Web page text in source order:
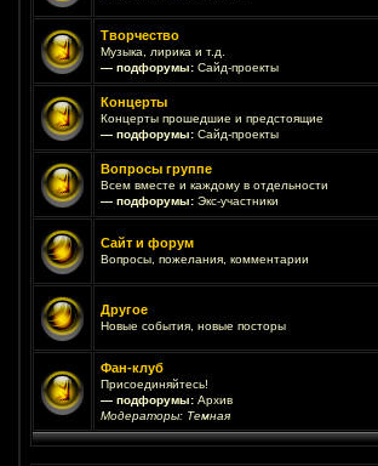
Творчество
Музыка, лирика и т.д.
— подфорумы: Сайд-проекты
Концерты
Концерты прошедшие и предстоящие
— подфорумы: Сайд-проекты
Вопросы группе
Всем вместе и каждому в отдельности
— подфорумы: Экс-участники
Сайт и форум
Вопросы, пожелания, комментарии
Другое
Новые события, новые посторы
Фан-клуб
Присоединяйтесь!
— подфорумы: Архив
Модераторы: Темная